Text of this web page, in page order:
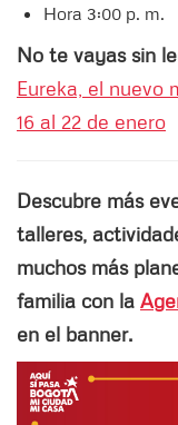
Hora 3:00 p. m.
No te vayas sin
Eureka, el nuevo
16 al 22 de enero
Descubre más
talleres,
muchos más
familia con la
en el banner.